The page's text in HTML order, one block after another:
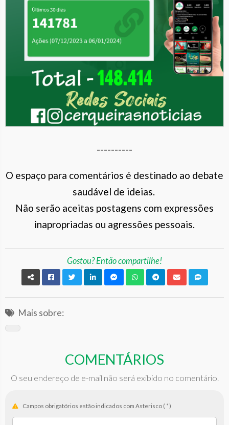
----------
O espaço para comentários é destinado ao debate
saudável de ideias.
Não serão aceitas postagens com expressões
inapropriadas ou agressões pessoais.
Gostou? Então compartilhe!
Mais sobre:
COMENTÁRIOS
O seu endereço de e-mail não será exibido no comentário.
Campos obrigatórios estão indicados com Asterisco ( *)